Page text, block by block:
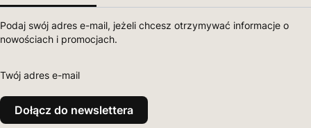
Podaj swój adres e-mail, jeżeli chcesz otrzymywać informacje o
nowościach i promocjach.
Twój adres e-mail
Dołącz do newslettera